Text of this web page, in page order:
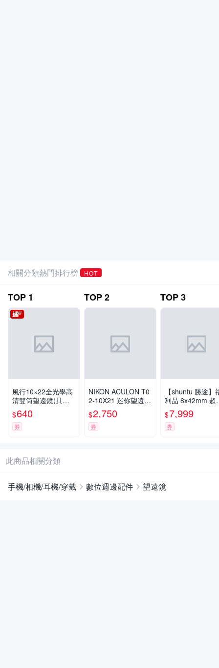
相關分類熱門排行榜 HOT
TOP 1
風行10×22全光學高
清雙筒望遠鏡(具調
焦功能) 沉穩黑
$640
券
TOP2
NIKON ACULON T0
2-10X21 迷你望遠鏡
（黑） - 公司貨原廠
保固
$2,750
券
TOP3
【shuntu 勝途】
利品 8x42mm 超
角ED頂級賞鳥雙
望遠鏡
$7,999
券
此商品相關分類
手機/相機/耳機/穿戴 數位週邊配件 望遠鏡